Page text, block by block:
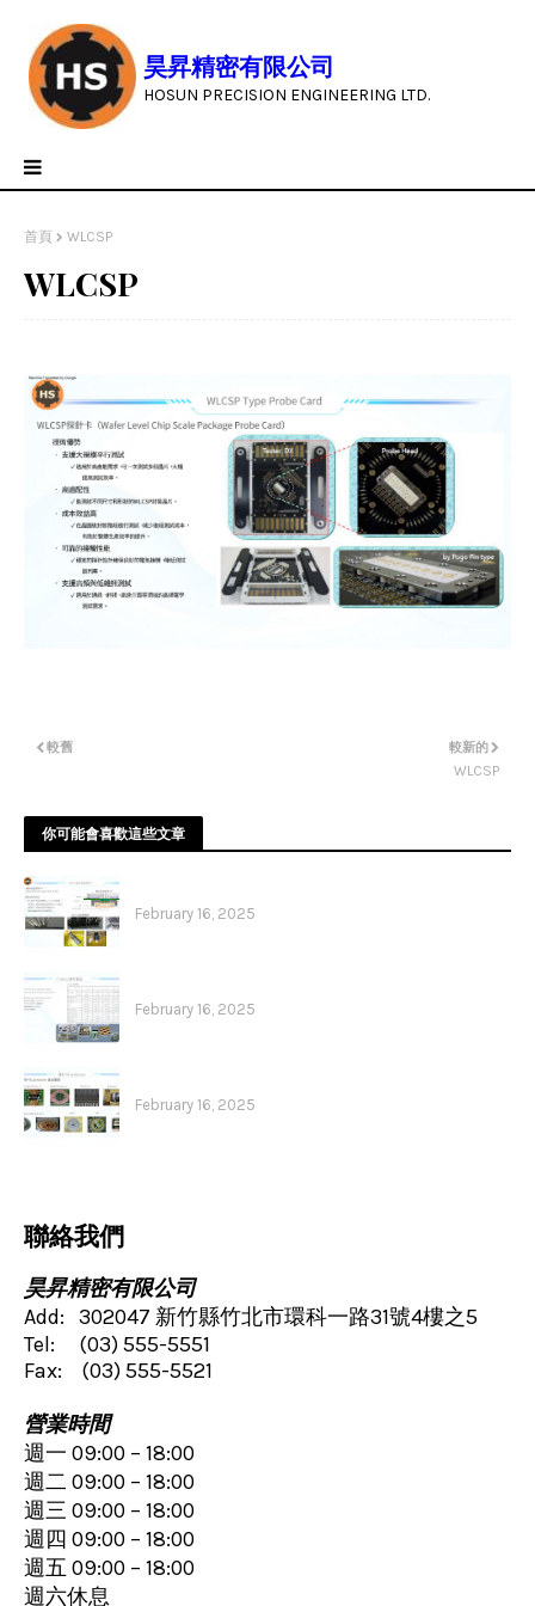
昊昇精密有限公司
HOSUN PRECISION ENGINEERING LTD.
首頁 WLCSP
WLCSP
較新的
WLCSP
較舊
你可能會喜歡這些文章
February 16, 2025
February 16, 2025
February 16, 2025
聯絡我們
昊昇精密有限公司
Add: 302047 新竹縣竹北市環科一路31號4樓之5
Tel: (03) 555-5551
Fax: (03) 555-5521
營業時間
週一 09:00 – 18:00
週二 09:00 – 18:00
週三 09:00 – 18:00
週四 09:00 – 18:00
週五 09:00 – 18:00
週六休息